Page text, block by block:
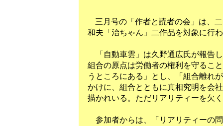
三月号の「作者と読者の会」は、
和夫「治ちゃん」二作品を対象に行
「自動車雲」は久野通広氏が報告
組合の原点は労働者の権利を守るこ
うところにある」とし、「組合離れ
かけに、組合とともに真相究明を会
描かれいる。ただリアリティーを欠
参加者からは、「リアリティーの